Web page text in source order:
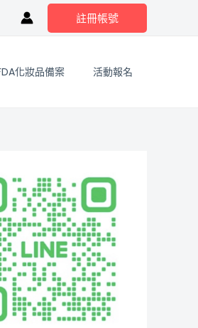
註冊帳號
化妝品備案 活動報名